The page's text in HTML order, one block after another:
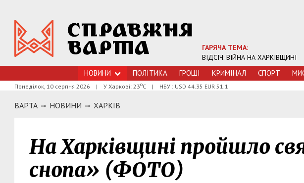
ГАРЯЧА ТЕМА:
ВІДСІЧ: ВІЙНА НА ХАРКІВЩИНІ
НОВИНИ ПОЛІТИКА ГРОШI КРИМIНАЛ СПОРТ
Понеділок, 10 серпня 2026 | У Харкові: 23оС | НБУ : USD 44.35 EUR 51.1
ВАРТА НОВИНИ ХАРКIВ
На Харківщині пройшло
снопа» (ФОТО)